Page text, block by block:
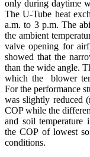
only during daytime
The U-Tube heat
a.m. to 3 p.m. The
the ambient
valve opening for
showed that the
than the wide angle.
which the blower
For the performance
was slightly reduced
COP while the
and soil temperature
the COP of lowest
conditions.